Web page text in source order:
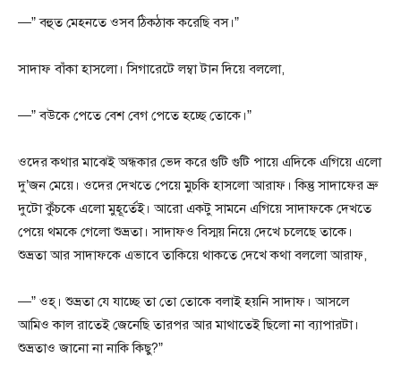
—” বহুত মেহনতে ওসব ঠিকঠাক করেছি বস।”
সাদাফ বাঁকা হাসলো। সিগারেটে লম্বা টান দিয়ে বললো,
—” বউকে পেতে বেশ বেগ পেতে হচ্ছে তোকে।”
ওদের কথার মাঝেই অন্ধকার ভেদ করে গুটি গুটি পায়ে এদিকে এগিয়ে এলো
দু’জন মেয়ে। ওদের দেখতে পেয়ে মুচকি হাসলো আরাফ। কিন্তু সাদাফের ভ্রু
দুটো কুঁচকে এলো মুহূর্তেই। আরো একটু সামনে এগিয়ে সাদাফকে দেখতে
পেয়ে থমকে গেলো শুভ্রতা। সাদাফও বিস্ময় নিয়ে দেখে চলেছে তাকে।
শুভ্রতা আর সাদাফকে এভাবে তাকিয়ে থাকতে দেখে কথা বললো আরাফ,
—” ওহ্। শুভ্রতা যে যাচ্ছে তা তো তোকে বলাই হয়নি সাদাফ। আসলে
আমিও কাল রাতেই জেনেছি তারপর আর মাথাতেই ছিলো না ব্যাপারটা।
শুভ্রতাও জানো না নাকি কিছু?”